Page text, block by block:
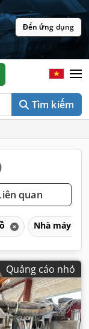
Đến ứng dụng
Tìm kiếm
quan
Nhà máy
Quảng cáo nhỏ